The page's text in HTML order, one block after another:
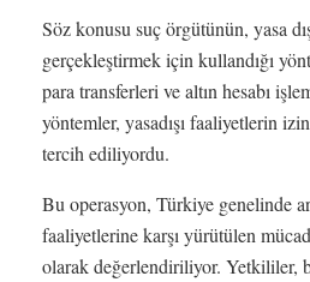
Söz konusu suç örgütünün, yasa
gerçekleştirmek için kullandığı
para transferleri ve altın hesabı
yöntemler, yasadışı faaliyetlerin
tercih ediliyordu.
Bu operasyon, Türkiye genelinde
faaliyetlerine karşı yürütülen
olarak değerlendiriliyor. Yetkililer,